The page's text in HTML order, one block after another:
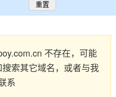
重置
不存在，可能
索其它域名，或者与我
系